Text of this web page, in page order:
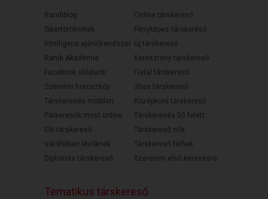
Randiblog
Sikertörténetek
Intelligens ajánlórendszer
Randi Akadémia
Facebook oldalunk
Szerelmi horoszkóp
Társkeresés mobilon
Párkeresők most online
Elit társkereső
Válófélben lévőknek
Diplomás társkereső
Online társkereső
Fényképes társkereső
Új társkereső
Keresztény társkereső
Fiatal társkereső
30as társkereső
Középkorú társkereső
Társkeresés 50 felett
Társkereső nők
Társkereső férfiak
Szerelem első keresésre
Tematikus társkereső